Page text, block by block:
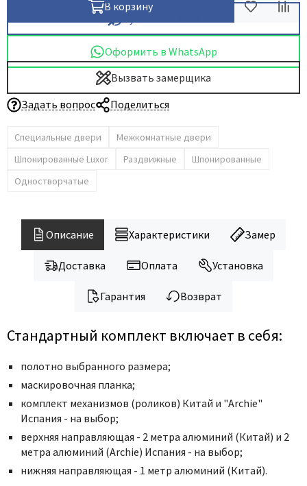
GlassTur
Hausdoors
Kapelli
Lockstyle
Luxor
Ofram
Porta Di Parma
Porte Vista
Portika
Poseidon
В корзину
Оформить в WhatsApp
Вызвать замерщика
Задать вопрос
Поделиться
Специальные двери
Межкомнатные двери
Шпонированные Luxor
Раздвижные
Шпонированные
Одностворчатые
Описание Характеристики Замер
Доставка Оплата Установка
Гарантия Возврат
Стандартный комплект включает в себя:
полотно выбранного размера;
маскировочная планка;
комплект механизмов (роликов) Китай и "Archie"
Испания - на выбор;
верхняя направляющая - 2 метра алюминий (Китай) и 2
метра алюминий (Archie) Испания - на выбор;
нижняя направляющая - 1 метр алюминий (Китай).